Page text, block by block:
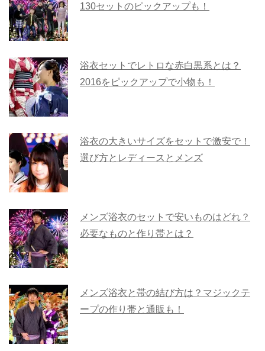
130セットのピックアップも！
浴衣セットでレトロな赤白黒系とは？
2016をピックアップで小物も！
浴衣の大きいサイズをセットで激安で！
選び方とレディースとメンズ
メンズ浴衣のセットで安いものはどれ？
必要なものと作り帯とは？
メンズ浴衣と帯の結び方は？マジックテ
ープの作り帯と通販も！